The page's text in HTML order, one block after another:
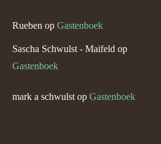
Rueben op Gastenboek
Sascha Schwulst - Maifeld op
Gastenboek
mark a schwulstop Gastenboek